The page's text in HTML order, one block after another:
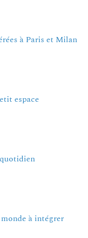
à Paris et Milan
espace
à intégrer